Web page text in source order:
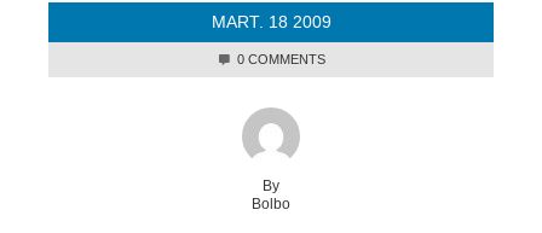
MART. 18 2009
0 COMMENTS
By
Bolbo